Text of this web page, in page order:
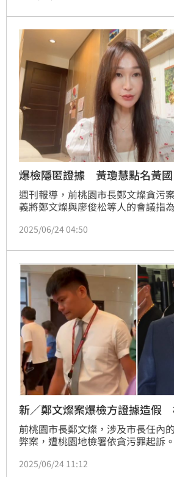
爆檢隱匿證據 黃瓊慧點名黃
週刊報導，前桃園市長鄭文燦貪污
義將鄭文燦與廖俊松等人的會議指
民進黨籍桃園市議員黃瓊慧指出，
「檢察官涉及偽造文書，你不出來
重標準。」
2025/06/24 04:50
新／鄭文燦案爆檢方證據造假
前桃園市長鄭文燦，涉及市長任內
弊案，遭桃園地檢署依貪污罪起訴
刊報導，關鍵會議紀錄的音檔譯文
2025/06/24 11:12